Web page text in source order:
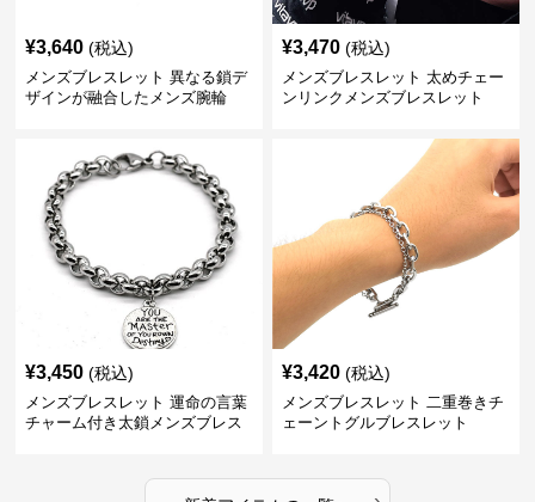
¥3,640 (税込)
メンズブレスレット 異なる鎖デ
ザインが融合したメンズ腕輪
¥3,470 (税込)
メンズブレスレット 太めチェー
ンリンクメンズブレスレット
¥3,450 (税込)
メンズブレスレット 運命の言葉
チャーム付き太鎖メンズブレス
¥3,420 (税込)
メンズブレスレット 二重巻きチ
ェーントグルブレスレット